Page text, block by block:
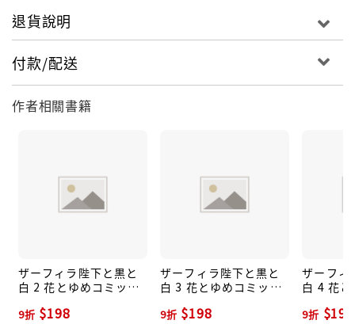
退貨說明
付款/配送
作者相關書籍
ザーフィラ陛下と黒と
白 2 花とゆめコミック
9折 $198
ザーフィラ陛下と黒と
白 3 花とゆめコミック
9折 $198
ザーフィ
白 4 花
9折 $198